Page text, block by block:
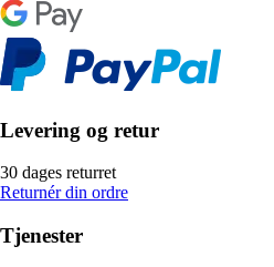
Levering og retur
30 dages returret
Returnér din ordre
Tjenester